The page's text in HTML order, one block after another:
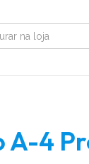
A-4